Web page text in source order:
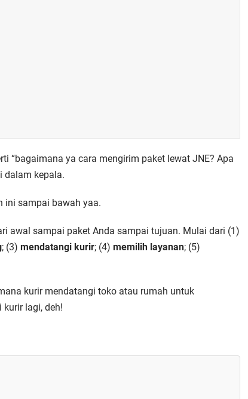
“bagaimana ya cara mengirim paket lewat JNE? Apa
dalam kepala.
ini sampai bawah yaa.
awal sampai paket Anda sampai tujuan. Mulai dari (1)
; (3) mendatangi kurir; (4) memilih layanan; (5)
kurir mendatangi toko atau rumah untuk
lagi, deh!